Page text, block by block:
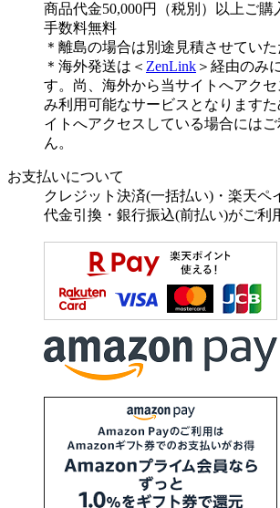
商品代金50,000円（税別）以上ご購
手数料無料
＊離島の場合は別途見積させていた
＊海外発送は＜ ZenLink ＞経由のみ
す。尚、海外から当サイトへアク
み利用可能なサービスとなります
イトへアクセスしている場合には
ん。
お支払いについて
クレジット決済(一括払い)・楽天ペ
代金引換・銀行振込(前払い)がご利